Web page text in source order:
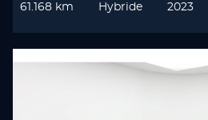
61.168 km Hybride 2023